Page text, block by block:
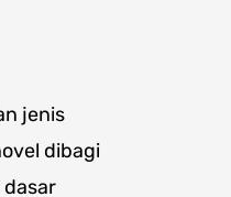
jenis
dibagi